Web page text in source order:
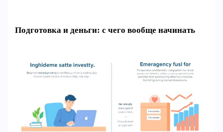
Подготовка и деньги: с чего вообще начинать